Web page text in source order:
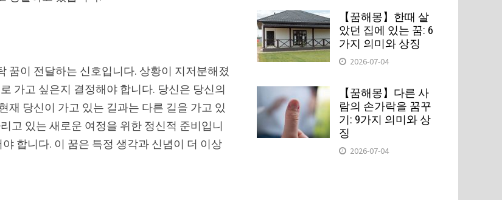
꿈이 전달하는 신호입니다. 상황이 지저분해졌
가고 싶은지 결정해야 합니다. 당신은 당신의
재 당신이 가고 있는 길과는 다른 길을 가고 있
고 있는 새로운 여정을 위한 정신적 준비입니
합니다. 이 꿈은 특정 생각과 신념이 더 이상
【꿈해몽】한때 살
았던 집에 있는 꿈: 6
가지 의미와 상징
2026-07-04
【꿈해몽】다른 사
람의 손가락을 꿈꾸
기: 9가지 의미와 상
징
2026-07-04